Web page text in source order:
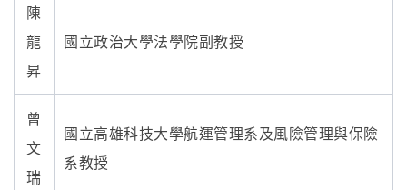
陳
龍
昇
國立政治大學法學院副教授
曾
文
瑞
國立高雄科技大學航運管理系及風險管理與保險
系教授